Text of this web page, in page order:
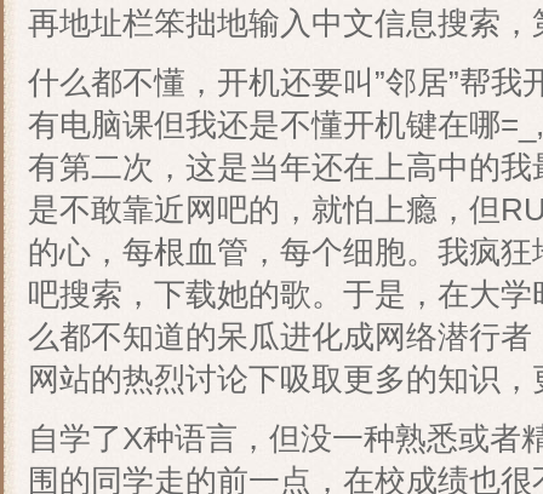
再地址栏笨拙地输入中文信息搜索
什么都不懂，开机还要叫”邻居”帮
有电脑课但我还是不懂开机键在哪
有第二次，这是当年还在上高中的
是不敢靠近网吧的，就怕上瘾，但
的心，每根血管，每个细胞。我疯
吧搜索，下载她的歌。于是，在大
么都不知道的呆瓜进化成网络潜行
网站的热烈讨论下吸取更多的知识
自学了X种语言，但没一种熟悉或者
围的同学走的前一点，在校成绩也